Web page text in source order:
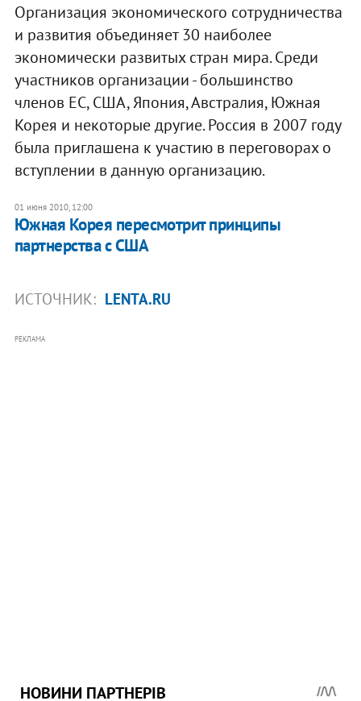
Организация экономического сотрудничества
и развития объединяет 30 наиболее
экономически развитых стран мира. Среди
участников организации - большинство
членов ЕС, США, Япония, Австралия, Южная
Корея и некоторые другие. Россия в 2007 году
была приглашена к участию в переговорах о
вступлении в данную организацию.
01 июня 2010, 12:00
Южная Корея пересмотрит принципы
партнерства с США
ИСТОЧНИК: LENTA.RU
РЕКЛАМА